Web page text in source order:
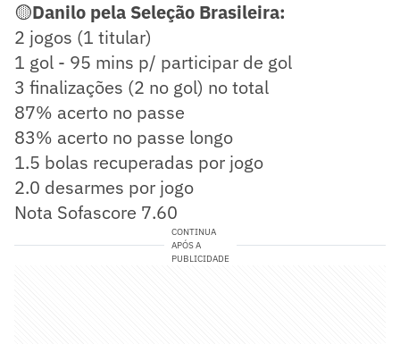
🟡Danilo pela Seleção Brasileira:
2 jogos (1 titular)
1 gol - 95 mins p/ participar de gol
3 finalizações (2 no gol) no total
87% acerto no passe
83% acerto no passe longo
1.5 bolas recuperadas por jogo
2.0 desarmes por jogo
Nota Sofascore 7.60
CONTINUA
APÓS A
PUBLICIDADE